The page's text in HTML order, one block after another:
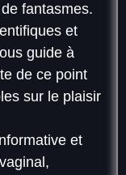
fantasmes.
et
guide à
de ce point
sur le plaisir
et